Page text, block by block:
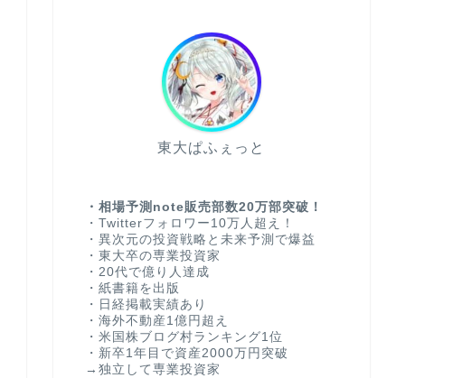
東大ぱふぇっと
・相場予測note販売部数20万部突破！
・Twitterフォロワー10万人超え！
・異次元の投資戦略と未来予測で爆益
・東大卒の専業投資家
・20代で億り人達成
・紙書籍を出版
・日経掲載実績あり
・海外不動産1億円超え
・米国株ブログ村ランキング1位
・新卒1年目で資産2000万円突破
→独立して専業投資家